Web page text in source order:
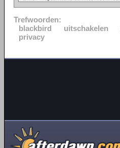
Trefwoorden:
blackbird
uitschakelen
privacy